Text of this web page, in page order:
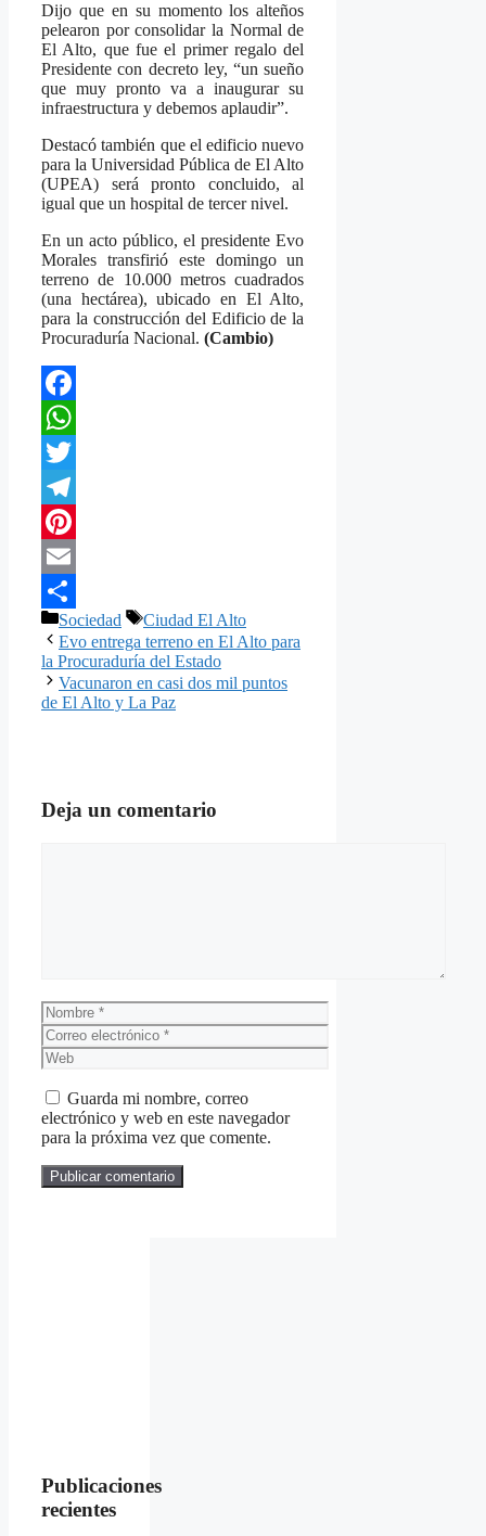
Dijo que en su momento los alteños
pelearon por consolidar la Normal de
El Alto, que fue el primer regalo del
Presidente con decreto ley, “un sueño
que muy pronto va a inaugurar su
infraestructura y debemos aplaudir”.
Destacó también que el edificio nuevo
para la Universidad Pública de El Alto
(UPEA) será pronto concluido, al
igual que un hospital de tercer nivel.
En un acto público, el presidente Evo
Morales transfirió este domingo un
terreno de 10.000 metros cuadrados
(una hectárea), ubicado en El Alto,
para la construcción del Edificio de la
Procuraduría Nacional. (Cambio)
Facebook
WhatsApp
Twitter
Telegram
Pinterest
Email
Compartir
Categorías
Sociedad Etiquetas
Ciudad El Alto
Evo entrega terreno en El Alto para
la Procuraduría del Estado
Vacunaron en casi dos mil puntos
de El Alto y La Paz
Deja un comentario
Nombre
Correo
electrónico
Web
Guarda mi nombre, correo
electrónico y web en este navegador
para la próxima vez que comente.
Publicaciones
recientes